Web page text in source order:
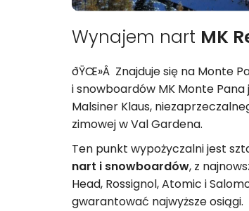
Wynajem nart MK
ðŸŒ»Â Znajduje się na Monte
i snowboardów MK Monte
Malsiner Klaus,
zimowej w Val Gardena.
Ten punkt wypożyczalni jest
nart i snowboardów, z
Head, Rossignol, Atomic i
gwarantować najwyższe osiągi.